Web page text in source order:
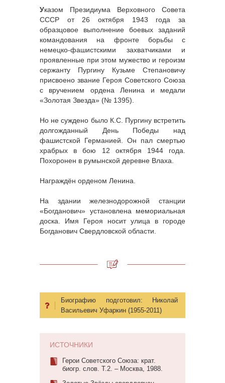
Указом Президиума Верховного Совета
СССР от 26 октября 1943 года за
образцовое выполнение боевых заданий
командования на фронте борьбы с
немецко-фашистскими захватчиками и
проявленные при этом мужество и героизм
сержанту Пургину Кузьме Степановичу
присвоено звание Героя Советского Союза
с вручением ордена Ленина и медали
«Золотая Звезда» (№ 1395).
Но не суждено было К.С. Пургину встретить
долгожданный День Победы над
фашистской Германией. Он пал смертью
храбрых в бою 12 октября 1944 года.
Похоронен в румынской деревне Влаха.
Награждён орденом Ленина.
На здании железнодорожной станции
«Богданович» установлена мемориальная
доска. Имя Героя носит улица в городе
Богданович Свердловской области.
Биографию подготовил:
Николай
Васильевич Уфаркин (1955-2011)
ИСТОЧНИКИ
Герои Советского Союза: крат.
биогр. слов. Т.2. – Москва, 1988.